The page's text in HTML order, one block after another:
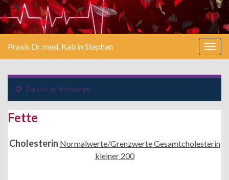
Praxis Dr. med. Katrin Stephan
Zurück zu Vorsorge
Fette
Cholesterin Normalwerte/Grenzwerte Gesamtcholesterin
kleiner 200